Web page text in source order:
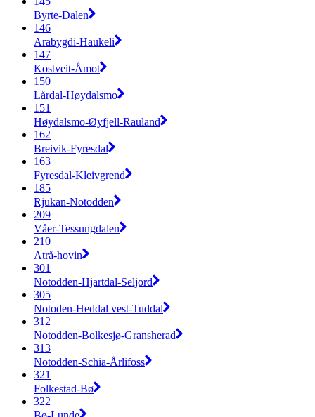
Byrte-Dalen
146
Arabygdi-Haukeli
147
Kostveit-Åmot
150
Lårdal-Høydalsmo
151
Høydalsmo-Øyfjell-Rauland
162
Breivik-Fyresdal
163
Fyresdal-Kleivgrend
185
Rjukan-Notodden
209
Våer-Tessungdalen
210
Atrå-hovin
301
Notodden-Hjartdal-Seljord
305
Notoden-Heddal vest-Tuddal
312
Notodden-Bolkesjø-Gransherad
313
Notodden-Schia-Årlifoss
321
Folkestad-Bø
322